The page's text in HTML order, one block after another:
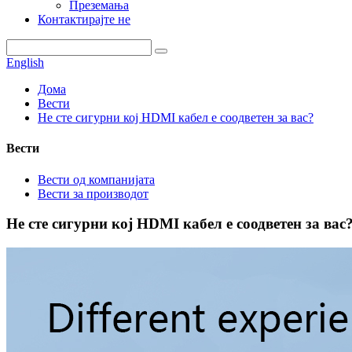
Преземања
Контактирајте не
English
Дома
Вести
Не сте сигурни кој HDMI кабел е соодветен за вас?
Вести
Вести од компанијата
Вести за производот
Не сте сигурни кој HDMI кабел е соодветен за